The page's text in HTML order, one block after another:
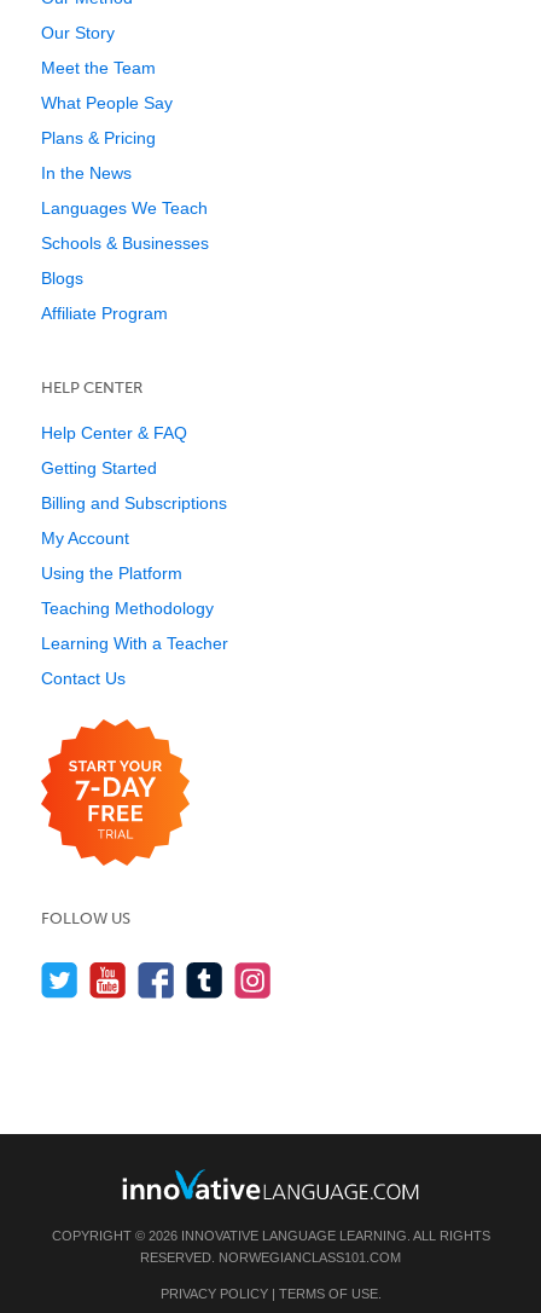
Our Story
Meet the Team
What People Say
Plans & Pricing
In the News
Languages We Teach
Schools & Businesses
Blogs
Affiliate Program
HELP CENTER
Help Center & FAQ
Getting Started
Billing and Subscriptions
My Account
Using the Platform
Teaching Methodology
Learning With a Teacher
Contact Us
FOLLOW US
COPYRIGHT © 2026 INNOVATIVE LANGUAGE LEARNING. ALL RIGHTS
RESERVED. NORWEGIANCLASS101.COM
PRIVACY POLICY| TERMS OF USE.